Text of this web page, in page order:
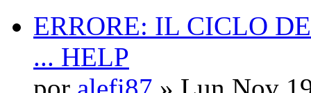
ERRORE: IL CICLO
... HELP